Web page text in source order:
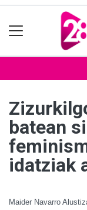
batean
idatziak
Maider Navarro